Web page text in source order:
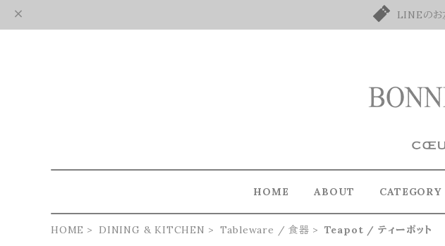
LINEのお
HOME ABOUT CATEGORY
HOME DINING & KITCHEN Tableware / 食器 Teapot / ティーポット